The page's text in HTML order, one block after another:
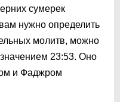
сумерек
нужно определить
молитв, можно
23:53. Оно
и Фаджром